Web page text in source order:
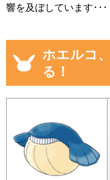
響を及ぼしています･･･
ホエルコ
る！